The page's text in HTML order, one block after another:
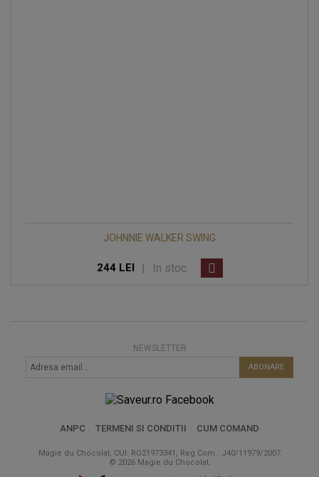
JOHNNIE WALKER SWING
244 LEI | In stoc
NEWSLETTER
ABONARE
ANPC TERMENI SI CONDITII CUM COMAND
Magie du Chocolat, CUI: RO21973341, Reg Com.: J40/11979/2007
© 2026 Magie du Chocolat.